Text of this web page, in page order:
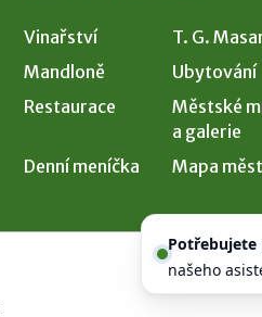
Vinařství
T. G.
Mandloně
Ubytování
Restaurace
Městské
a galerie
Denní meníčka
Mapa
Potřebujete
našeho